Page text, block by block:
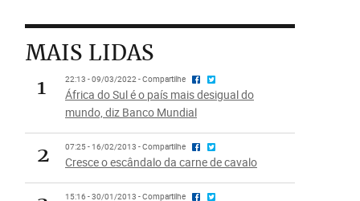
MAIS LIDAS
1
22:13 - 09/03/2022 - Compartilhe
África do Sul é o país mais desigual do
mundo, diz Banco Mundial
2 07:25 - 16/02/2013 - Compartilhe
Cresce o escândalo da carne de cavalo
15:16 - 30/01/2013 - Compartilhe